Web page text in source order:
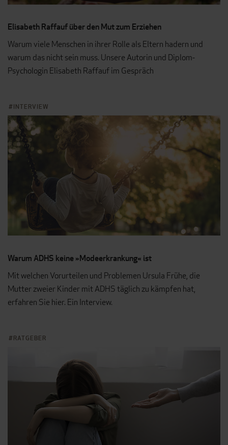
Elisabeth Raffauf über den Mut zum Erziehen
Warum viele Menschen in ihrer Rolle als Eltern hadern und
warum das nicht sein muss. Unsere Autorin und Diplom-
Psychologin Elisabeth Raffauf im Gespräch
INTERVIEW
Warum ADHS keine »Modeerkrankung« ist
Mit welchen Vorurteilen und Problemen Ursula Frühe, die
Mutter zweier Kinder mit ADHS täglich zu kämpfen hat,
erfahren Sie hier. Ein Interview.
RATGEBER